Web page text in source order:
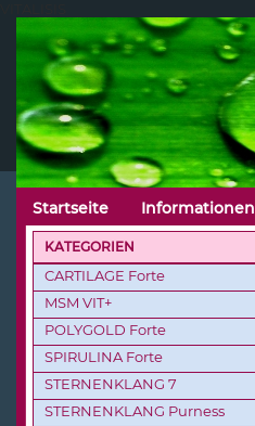
KATEGORIEN
CARTILAGE Forte
MSM VIT+
POLYGOLD Forte
SPIRULINA Forte
STERNENKLANG 7
STERNENKLANG Purness
Startseite Informationen